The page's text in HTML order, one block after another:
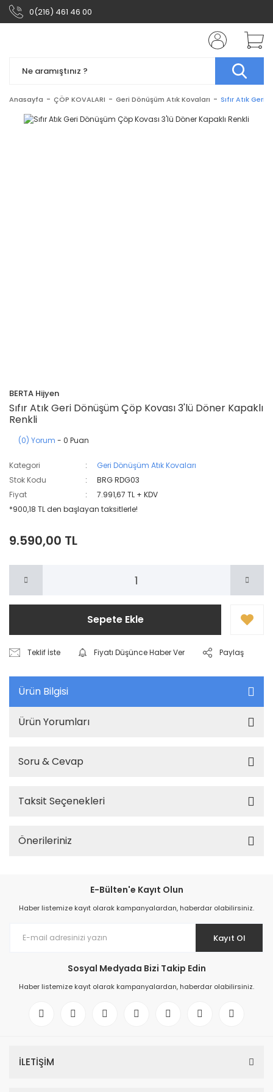
0(216) 461 46 00
Anasayfa ÇÖP KOVALARI Geri Dönüşüm Atık Kovaları Sıfır Atık Geri
BERTA Hijyen
Sıfır Atık Geri Dönüşüm Çöp Kovası 3'lü Döner Kapaklı
Renkli
(0) Yorum - 0 Puan
Kategori
Geri Dönüşüm Atık Kovaları
Stok Kodu
BRG RDG03
Fiyat
7.991,67 TL + KDV
*900,18 TL den başlayan taksitlerle!
9.590,00 TL
Sepete Ekle
Teklif İste Fiyatı Düşünce Haber Ver Paylaş
Ürün Bilgisi
Ürün Yorumları
Soru & Cevap
Taksit Seçenekleri
Önerileriniz
E-Bülten'e Kayıt Olun
Haber listemize kayıt olarak kampanyalardan, haberdar olabilirsiniz.
Kayıt Ol
Sosyal Medyada Bizi Takip Edin
Haber listemize kayıt olarak kampanyalardan, haberdar olabilirsiniz.
İLETİŞİM